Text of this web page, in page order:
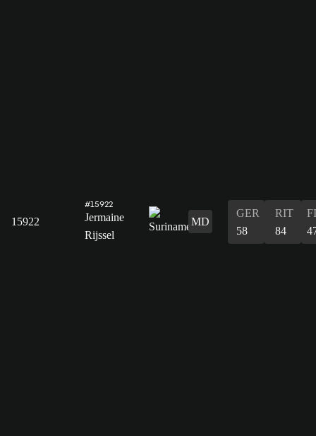
15922
#15922
Jermaine
Rijssel
MD
GER
58
RIT
84